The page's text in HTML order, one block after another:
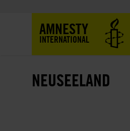
AMNESTY
INTERNATIONAL
NEUSEELAND